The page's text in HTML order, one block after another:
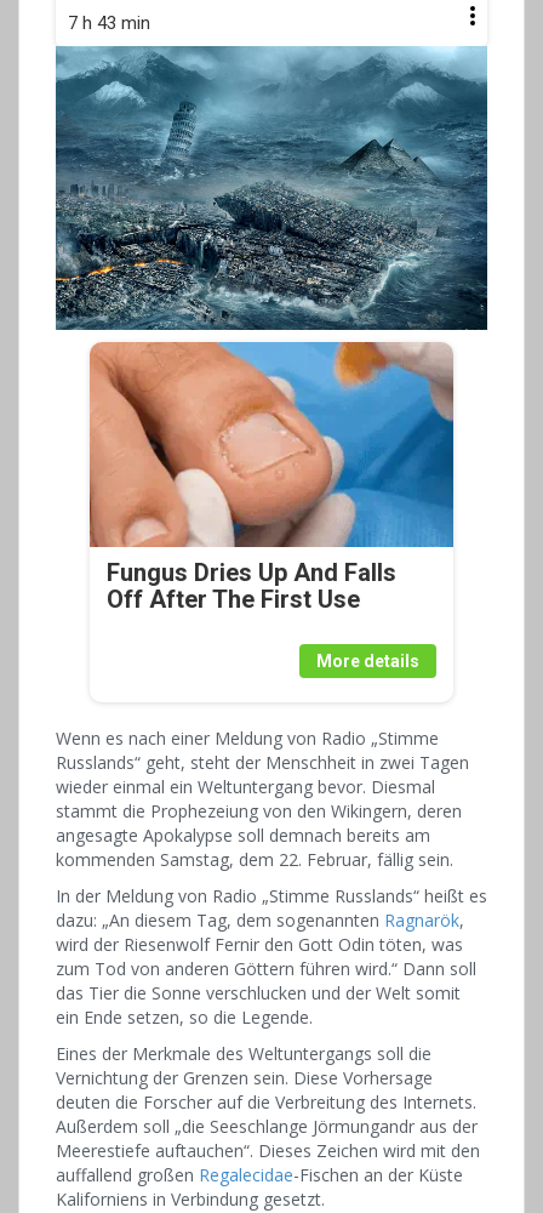
7 h 43 min
Fungus Dries Up And Falls
Off After The First Use
More details
Wenn es nach einer Meldung von Radio „Stimme
Russlands“ geht, steht der Menschheit in zwei Tagen
wieder einmal ein Weltuntergang bevor. Diesmal
stammt die Prophezeiung von den Wikingern, deren
angesagte Apokalypse soll demnach bereits am
kommenden Samstag, dem 22. Februar, fällig sein.
In der Meldung von Radio „Stimme Russlands“ heißt es
dazu: „An diesem Tag, dem sogenannten Ragnarök,
wird der Riesenwolf Fernir den Gott Odin töten, was
zum Tod von anderen Göttern führen wird.“ Dann soll
das Tier die Sonne verschlucken und der Welt somit
ein Ende setzen, so die Legende.
Eines der Merkmale des Weltuntergangs soll die
Vernichtung der Grenzen sein. Diese Vorhersage
deuten die Forscher auf die Verbreitung des Internets.
Außerdem soll „die Seeschlange Jörmungandr aus der
Meerestiefe auftauchen“. Dieses Zeichen wird mit den
auffallend großen Regalecidae-Fischen an der Küste
Kaliforniens in Verbindung gesetzt.